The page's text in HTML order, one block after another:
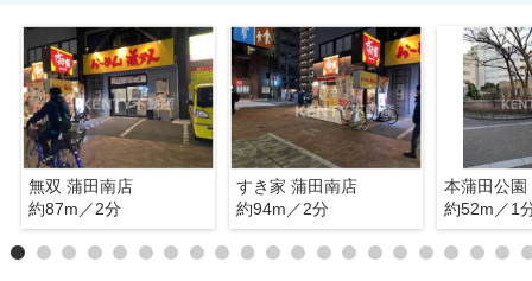
無双 蒲田南店
約87m／2分
すき家 蒲田南店
約94m／2分
本蒲田公園
約52m／1